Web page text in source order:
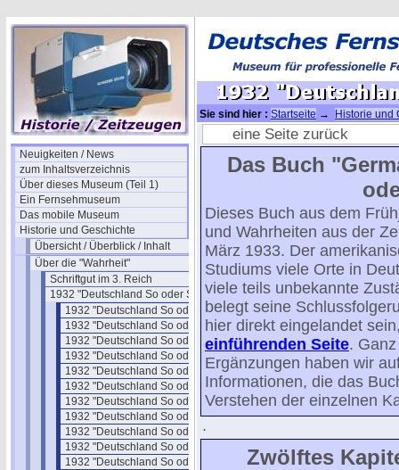
Neuigkeiten / News
zum Inhaltsverzeichnis
Über dieses Museum (Teil 1)
Ein Fernsehmuseum
Das mobile Museum
Historie und Geschichte
Übersicht / Überblick / Inhalt
Über die "Wahrheit"
Schriftgut im 3. Reich
1932 "Deutschland So oder So"
1932 "Deutschland So oder So"
1932 "Deutschland So oder So" 01
1932 "Deutschland So oder So" 02
1932 "Deutschland So oder So" 03
1932 "Deutschland So oder So" 04
1932 "Deutschland So oder So" 05
1932 "Deutschland So oder So" 06
1932 "Deutschland So oder So" 07
1932 "Deutschland So oder So" 08
1932 "Deutschland So oder So" 09
1932 "Deutschland So oder So" 10
Sie sind hier : Startseite →
Historie und
So"→ 1932 "Deutschland So oder So" 12
eine Seite zurück
Das Buch
Dieses Buch aus dem
und Wahrheiten aus der
März 1933. Der
Studiums viele Orte in
viele teils unbekannte
belegt seine
hier direkt eingelandet
einführenden Seite.
Ergänzungen haben wir
Informationen, die das
Verstehen der einzelnen
.
Zwölftes